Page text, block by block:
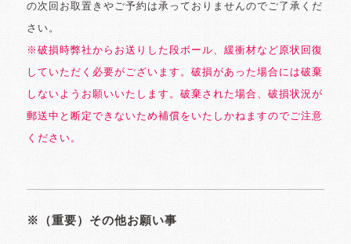
の次回お取置きやご予約は承っておりませんのでご了承くだ
さい。
※破損時弊社からお送りした段ボール、緩衝材など原状回復
していただく必要がございます。破損があった場合には破棄
しないようお願いいたします。破棄された場合、破損状況が
郵送中と断定できないため補償をいたしかねますのでご注意
ください。
※（重要）その他お願い事